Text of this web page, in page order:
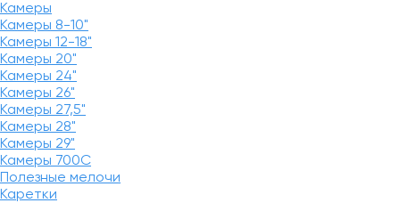
Камеры
Камеры 8-10"
Камеры 12-18"
Камеры 20"
Камеры 24"
Камеры 26"
Камеры 27,5"
Камеры 28"
Камеры 29"
Камеры 700C
Полезные мелочи
Каретки